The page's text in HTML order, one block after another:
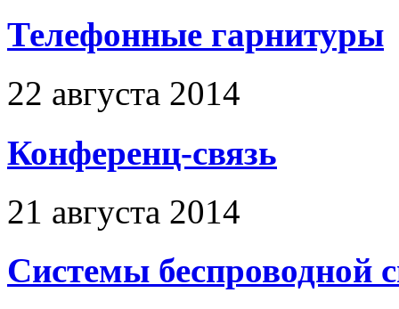
Телефонные гарнитуры
22 августа 2014
Конференц-связь
21 августа 2014
Системы беспроводной